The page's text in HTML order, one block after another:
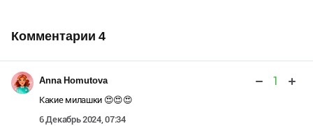
Комментарии 4
Anna Homutova 1
Какие милашки 😍😍😍
6 Декабрь 2024, 07:34